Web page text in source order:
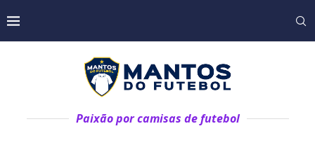
Paixão por camisas de futebol